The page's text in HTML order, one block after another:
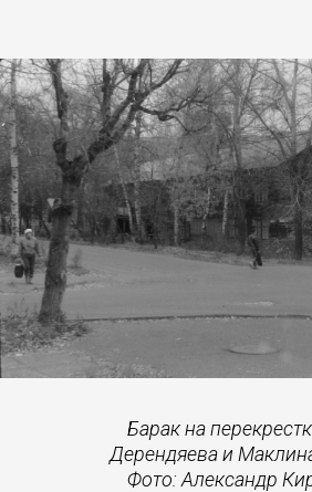
Барак на
Дерендяева и
Фото: Александр